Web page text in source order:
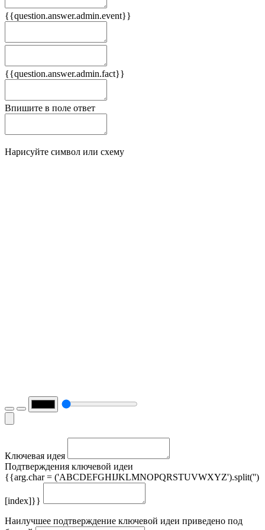
{{question.answer.admin.event}}
{{question.answer.admin.fact}}
Впишите в поле ответ
Нарисуйте символ или схему
Ключевая идея
Подтверждения ключевой идеи
{{arg.char = ('ABCDEFGHIJKLMNOPQRSTUVWXYZ').split('')
[index]}}
Наилучшее подтверждение ключевой идеи приведено под